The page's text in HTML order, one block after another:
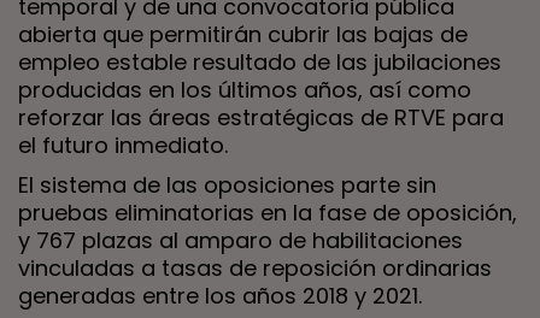
temporal y de una convocatoria pública
abierta que permitirán cubrir las bajas de
empleo estable resultado de las jubilaciones
producidas en los últimos años, así como
reforzar las áreas estratégicas de RTVE para
el futuro inmediato.
El sistema de las oposiciones parte sin
pruebas eliminatorias en la fase de oposición,
y 767 plazas al amparo de habilitaciones
vinculadas a tasas de reposición ordinarias
generadas entre los años 2018 y 2021.